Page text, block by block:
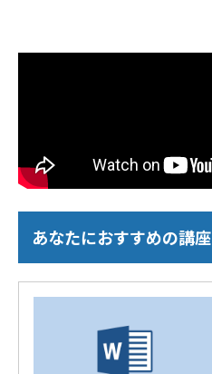
あなたにおすすめの講座